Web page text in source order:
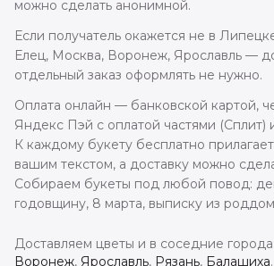
можно сделать анонимной.
Если получатель окажется не в
Елец, Москва, Воронеж, Ярославль —
отдельный заказ оформлять не нужно.
Оплата онлайн — банковской картой,
Яндекс Пэй с оплатой частями (Сплит)
К каждому букету бесплатно
вашим текстом, а доставку можно
Собираем букеты под любой повод:
годовщину, 8 марта, выписку из
Доставляем цветы и в соседние города:
Воронеж, Ярославль, Рязань, Балашиха.